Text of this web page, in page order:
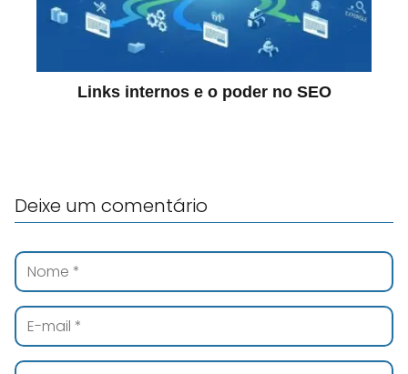
Links internos e o poder no SEO
Deixe um comentário